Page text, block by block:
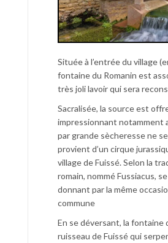
Située à l’entrée du village
fontaine du Romanin est
très joli lavoir qui sera
Sacralisée, la source est
impressionnant notamment
par grande sècheresse ne
provient d’un cirque
village de Fuissé. Selon la
romain, nommé Fussiacus,
donnant par la même
commune
En se déversant, la fontaine
ruisseau de Fuissé qui